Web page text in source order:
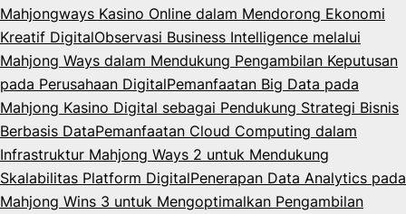
Mahjongways Kasino Online dalam Mendorong Ekonomi
Kreatif DigitalObservasi Business Intelligence melalui
Mahjong Ways dalam Mendukung Pengambilan Keputusan
pada Perusahaan DigitalPemanfaatan Big Data pada
Mahjong Kasino Digital sebagai Pendukung Strategi Bisnis
Berbasis DataPemanfaatan Cloud Computing dalam
Infrastruktur Mahjong Ways 2 untuk Mendukung
Skalabilitas Platform DigitalPenerapan Data Analytics pada
Mahjong Wins 3 untuk Mengoptimalkan Pengambilan